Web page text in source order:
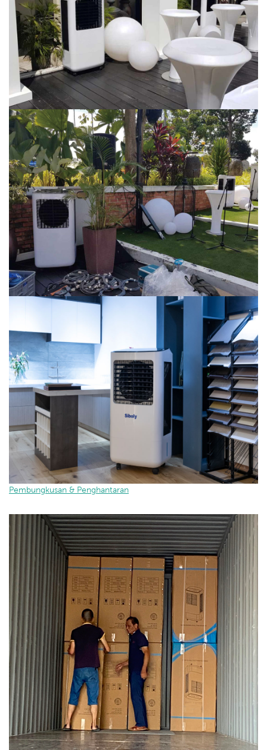
Pembungkusan & Penghantaran